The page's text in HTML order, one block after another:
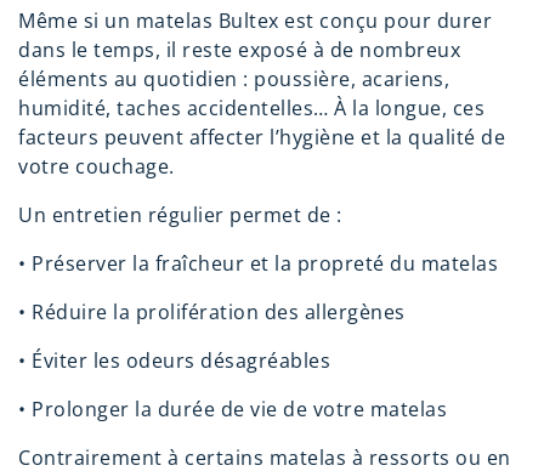
Même si un matelas Bultex est conçu pour durer
dans le temps, il reste exposé à de nombreux
éléments au quotidien : poussière, acariens,
humidité, taches accidentelles… À la longue, ces
facteurs peuvent affecter l’hygiène et la qualité de
votre couchage.
Un entretien régulier permet de :
• Préserver la fraîcheur et la propreté du matelas
• Réduire la prolifération des allergènes
• Éviter les odeurs désagréables
• Prolonger la durée de vie de votre matelas
Contrairement à certains matelas à ressorts ou en